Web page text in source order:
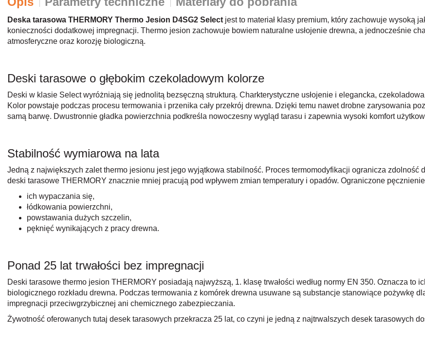
Deska tarasowa THERMORY Thermo Jesion D4SG2 Select jest to materiał klasy premium, który zachowuje wysoką
konieczności dodatkowej impregnacji. Thermo jesion zachowuje bowiem naturalne usłojenie drewna, a jednocześnie
atmosferyczne oraz korozję biologiczną.
Deski tarasowe o głębokim czekoladowym kolorze
Deski w klasie Select wyróżniają się jednolitą bezsęczną strukturą. Charkterystyczne usłojenie i elegancka,
Kolor powstaje podczas procesu termowania i przenika cały przekrój drewna. Dzięki temu nawet drobne zarysowania
samą barwę. Dwustronnie gładka powierzchnia podkreśla nowoczesny wygląd tarasu i zapewnia wysoki komfort
Stabilność wymiarowa na lata
Jedną z największych zalet thermo jesionu jest jego wyjątkowa stabilność. Proces termomodyfikacji ogranicza zdolność
deski tarasowe THERMORY znacznie mniej pracują pod wpływem zmian temperatury i opadów. Ograniczone
ich wypaczania się,
łódkowania powierzchni,
powstawania dużych szczelin,
pęknięć wynikających z pracy drewna.
Ponad 25 lat trwałości bez impregnacji
Deski tarasowe thermo jesion THERMORY posiadają najwyższą, 1. klasę trwałości według normy EN 350. Oznacza to
biologicznego rozkładu drewna. Podczas termowania z komórek drewna usuwane są substancje stanowiące pożywkę
impregnacji przeciwgrzybicznej ani chemicznego zabezpieczania.
Żywotność oferowanych tutaj desek tarasowych przekracza 25 lat, co czyni je jedną z najtrwalszych desek tarasowych